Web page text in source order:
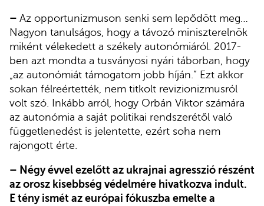
– Az opportunizmuson senki sem lepődött meg…
Nagyon tanulságos, hogy a távozó miniszterelnök
miként vélekedett a székely autonómiáról. 2017-
ben azt mondta a tusványosi nyári táborban, hogy
„az autonómiát támogatom jobb híján.” Ezt akkor
sokan félreértették, nem titkolt revizionizmusról
volt szó. Inkább arról, hogy Orbán Viktor számára
az autonómia a saját politikai rendszerétől való
függetlenedést is jelentette, ezért soha nem
rajongott érte.
– Négy évvel ezelőtt az ukrajnai agresszió részént
az orosz kisebbség védelmére hivatkozva indult.
E tény ismét az európai fókuszba emelte a